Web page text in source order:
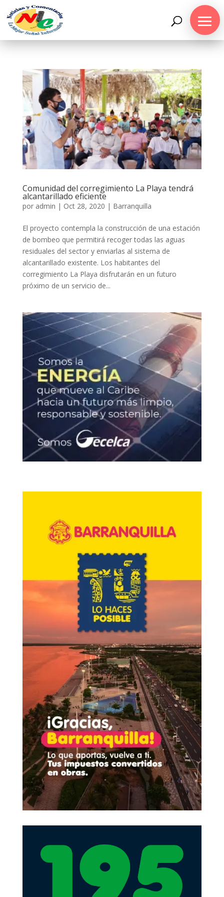
Comunidad del corregimiento La Playa tendrá
alcantarillado eficiente
por admin | Oct 28, 2020 | Barranquilla
El proyecto contempla la construcción de una estación
de bombeo que permitirá recoger todas las aguas
residuales del sector y enviarlas al sistema de
alcantarillado existente. Los habitantes del
corregimiento La Playa disfrutarán en un futuro
próximo de un servicio de...